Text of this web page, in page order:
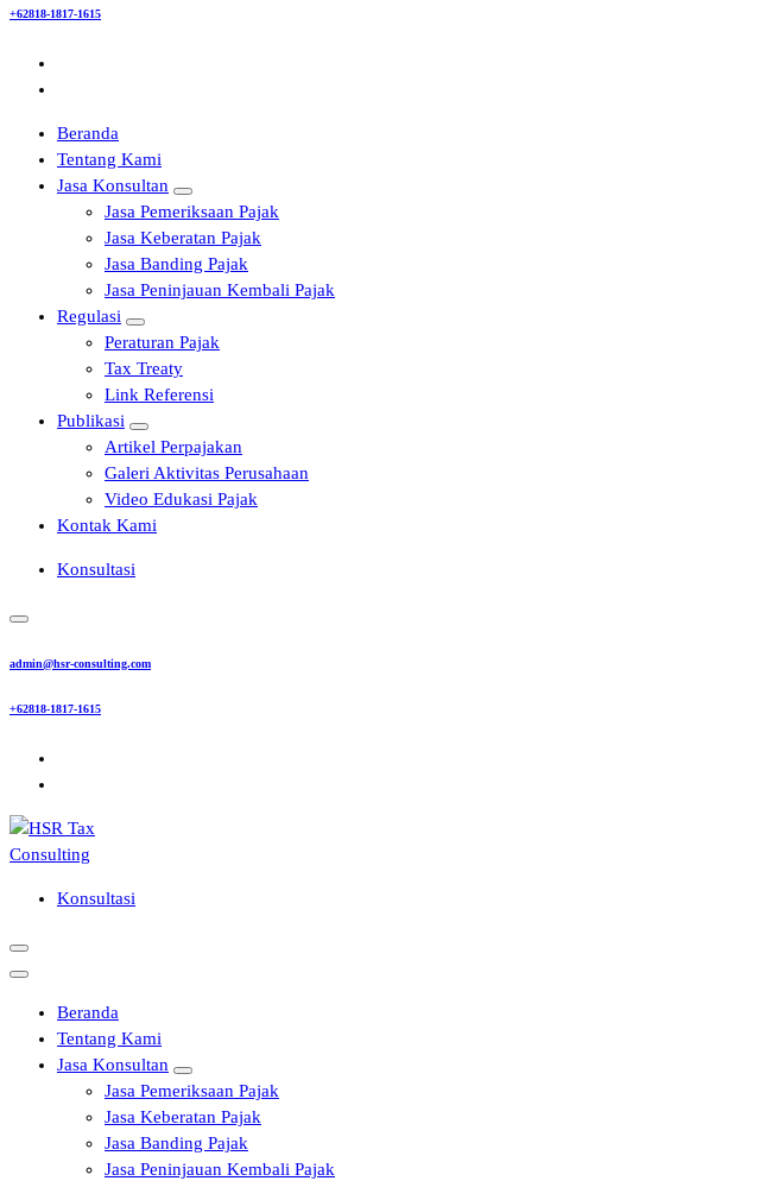
+62818-1817-1615
Beranda
Tentang Kami
Jasa Konsultan
Jasa Pemeriksaan Pajak
Jasa Keberatan Pajak
Jasa Banding Pajak
Jasa Peninjauan Kembali Pajak
Regulasi
Peraturan Pajak
Tax Treaty
Link Referensi
Publikasi
Artikel Perpajakan
Galeri Aktivitas Perusahaan
Video Edukasi Pajak
Kontak Kami
Konsultasi
admin@hsr-consulting.com
+62818-1817-1615
Konsultasi
Beranda
Tentang Kami
Jasa Konsultan
Jasa Pemeriksaan Pajak
Jasa Keberatan Pajak
Jasa Banding Pajak
Jasa Peninjauan Kembali Pajak